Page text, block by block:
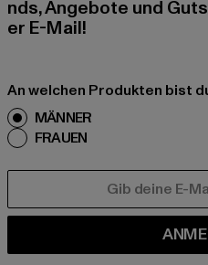
nds, Angebote und
er E-Mail!
An welchen Produkten bist
MÄNNER
FRAUEN